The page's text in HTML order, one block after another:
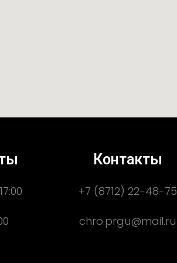
Контакты
+7 (8712) 22-48-75
chro.prgu@mail.ru